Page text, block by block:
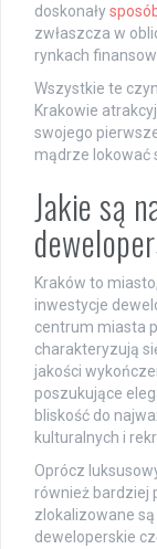
doskonały
zwłaszcza w
rynkach
Wszystkie te
Krakowie
swojego
mądrze lokować
Jakie są
Kraków to
inwestycje
centrum miasta
charakteryzują
jakości
poszukujące
bliskość do
kulturalnych i
Oprócz
również bardziej
zlokalizowane
deweloperskie